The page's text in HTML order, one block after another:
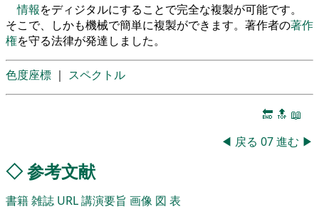
情報をディジタルにすることで完全な複製が可能です。
そこで、しかも機械で簡単に複製ができます。著作者の著作
権を守る法律が発達しました。
色度座標 ｜ スペクトル
🔚 🔝 📖
◀ 戻る 07進む ▶
◇参考文献
書籍雑誌 URL講演要旨 画像 図 表